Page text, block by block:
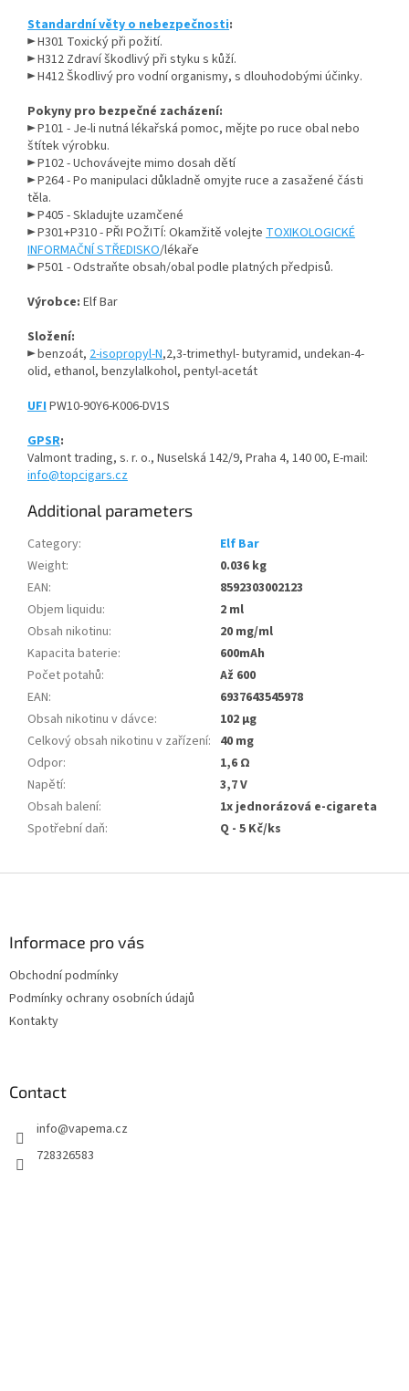
Standardní věty o nebezpečnosti:
► H301 Toxický při požití.
► H312 Zdraví škodlivý při styku s kůží.
► H412 Škodlivý pro vodní organismy, s dlouhodobými účinky.
Pokyny pro bezpečné zacházení:
►P101 - Je-li nutná lékařská pomoc, mějte po ruce obal nebo
štítek výrobku.
►P102 - Uchovávejte mimo dosah dětí
►P264 - Po manipulaci důkladně omyjte ruce a zasažené části
těla.
►P405 - Skladujte uzamčené
►P301+P310 - PŘI POŽITÍ: Okamžitě volejte TOXIKOLOGICKÉ
INFORMAČNÍ STŘEDISKO/lékaře
►P501 - Odstraňte obsah/obal podle platných předpisů.
Výrobce: Elf Bar
Složení:
►benzoát, 2-isopropyl-N,2,3-trimethyl- butyramid, undekan-4-
olid, ethanol, benzylalkohol, pentyl-acetát
UFI PW10-90Y6-K006-DV1S
GPSR:
Valmont trading, s. r. o., Nuselská 142/9, Praha 4, 140 00, E-mail:
info@topcigars.cz
Additional parameters
Category:
Elf Bar
Weight:
0.036 kg
EAN:
8592303002123
Objem liquidu:
2 ml
Obsah nikotinu:
20 mg/ml
Kapacita baterie:
600mAh
Počet potahů:
Až 600
EAN:
6937643545978
Obsah nikotinu v dávce:
102 µg
Celkový obsah nikotinu v zařízení: 40 mg
Odpor:
1,6 Ω
Napětí:
3,7 V
Obsah balení:
1x jednorázová e-cigareta
Spotřební daň: Q - 5 Kč/ks
Informace pro vás
Obchodní podmínky
Podmínky ochrany osobních údajů
Kontakty
Contact
info@vapema.cz
728326583